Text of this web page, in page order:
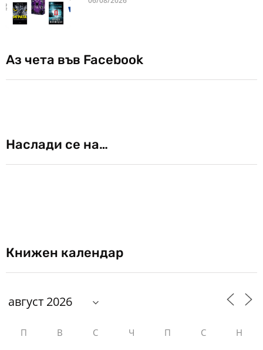
Аз чета във Facebook
Наслади се на…
Книжен календар
П В С Ч П С Н